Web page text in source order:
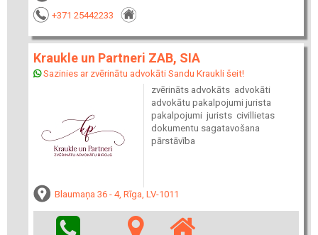
+371 25442233
Kraukle un Partneri ZAB, SIA
Sazinies ar zvērinātu advokāti Sandu Kraukli šeit!
zvērināts advokāts advokāti
advokātu pakalpojumi jurista
pakalpojumi jurists civillietas
dokumentu sagatavošana
pārstāvība
Blaumaņa 36 - 4, Rīga, LV-1011